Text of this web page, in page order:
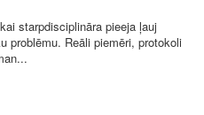
starpdisciplināra pieeja ļauj
problēmu. Reāli piemēri, protokoli